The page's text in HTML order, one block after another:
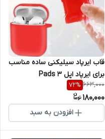
قاب ایرپاد سیلیکنی ساده مناسب
برای ایرپاد اپل Pads 3
663,000
72%
180,000
افزودن به سبد